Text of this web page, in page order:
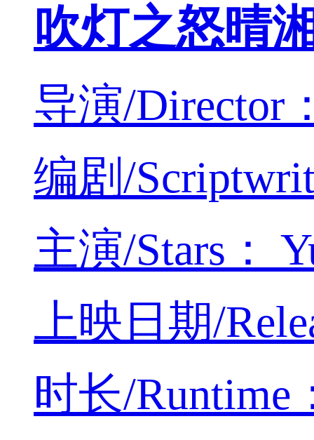
吹灯之怒晴
导演/Director
编剧/
主演/Stars：
上映日期/
时长/Runtime